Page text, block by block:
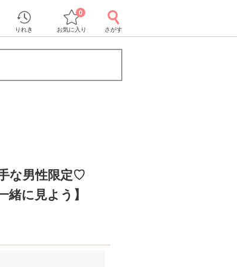
りれき お気に入り
0
さがす
な男性限定♡
緒に見よう】